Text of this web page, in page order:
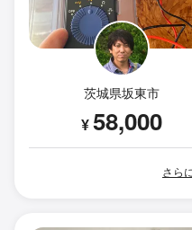
茨城県坂東市
¥58,000
さら